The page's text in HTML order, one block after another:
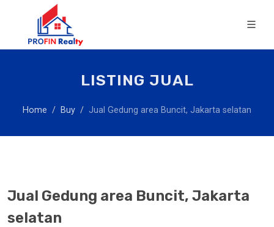
LISTING JUAL
Home Buy Jual Gedung area Buncit, Jakarta selatan
Jual Gedung area Buncit, Jakarta
selatan